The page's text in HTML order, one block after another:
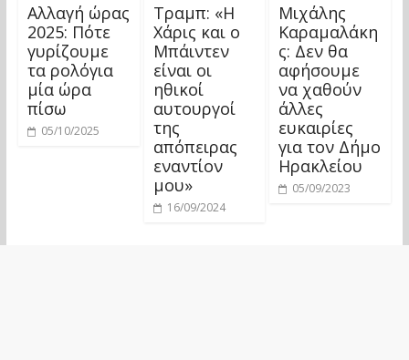
Αλλαγή ώρας
2025: Πότε
γυρίζουμε
τα ρολόγια
μία ώρα
πίσω
05/10/2025
Τραμπ: «Η
Χάρις και ο
Μπάιντεν
είναι οι
ηθικοί
αυτουργοί
της
απόπειρας
εναντίον
μου»
16/09/2024
Μιχάλης
Καραμαλάκη
ς: Δεν θα
αφήσουμε
να χαθούν
άλλες
ευκαιρίες
για τον Δήμο
Ηρακλείου
05/09/2023